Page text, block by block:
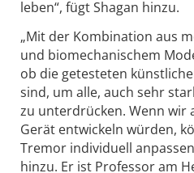
leben“, fügt Shagan hinzu.
„Mit der Kombination aus
und biomechanischem
ob die getesteten
sind, um alle, auch sehr
zu unterdrücken. Wenn wir
Gerät entwickeln würden,
Tremor individuell
hinzu. Er ist Professor am